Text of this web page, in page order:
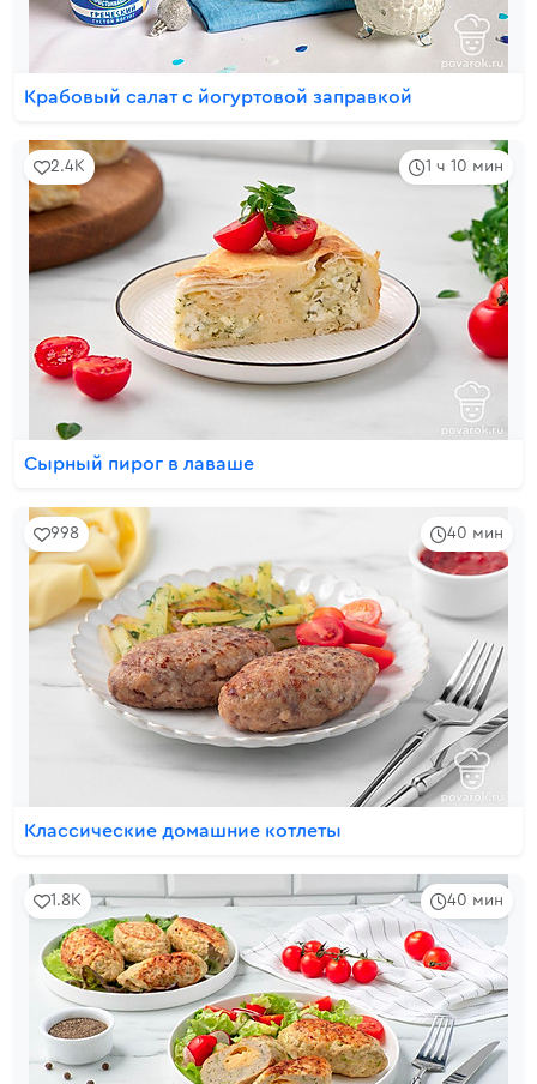
Крабовый салат с йогуртовой заправкой
1 ч 10 мин
2.4K
Сырный пирог в лаваше
40 мин
998
Классические домашние котлеты
40 мин
1.8K